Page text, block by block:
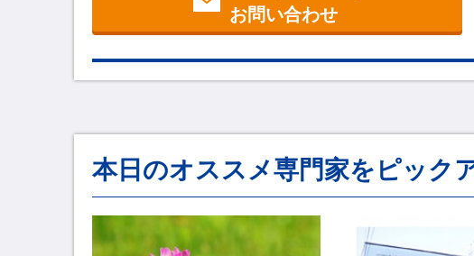
お問い合わせ
本日のオススメ専門家をピック